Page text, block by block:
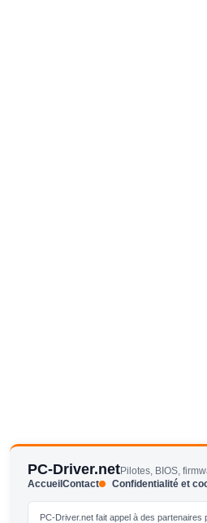
PC-Driver.netPilotes, BIOS,
AccueilContact Confidentialité et
PC-Driver.net fait appel à des